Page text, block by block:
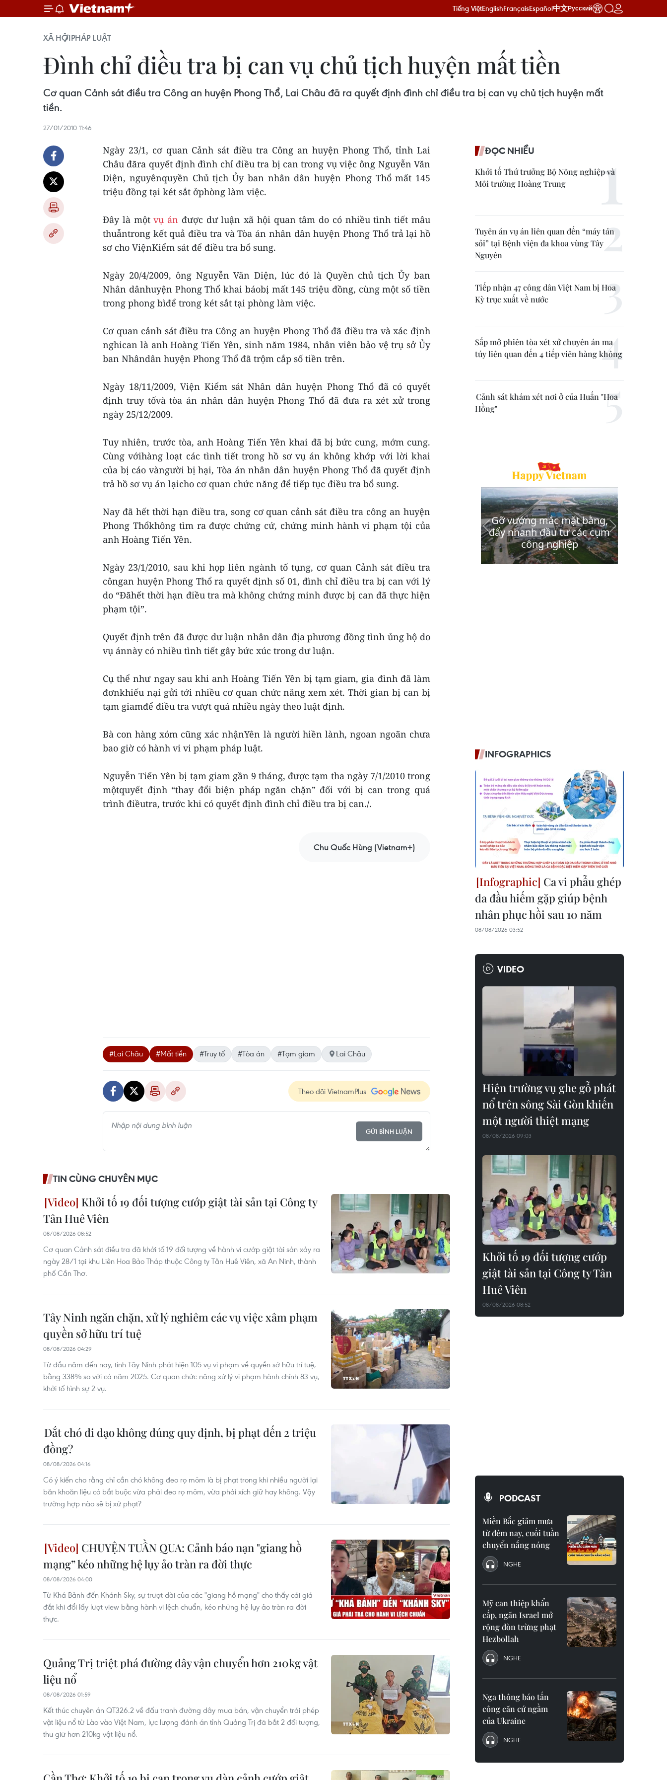
Tiếng ViệtEnglishFrançaisEspañol中文Русский
XÃ HỘIPHÁP LUẬT
Đình chỉ điều tra bị can vụ chủ tịch huyện mất tiền
Cơ quan Cảnh sát điều tra Công an huyện Phong Thổ, Lai Châu đã ra quyết định đình chỉ điều tra bị can vụ chủ tịch huyện mất
tiền.
27/01/2010 11:46
Ngày 23/1, cơ quan Cảnh sát điều tra Công an huyện Phong Thổ, tỉnh Lai
Châu đãra quyết định đình chỉ điều tra bị can trong vụ việc ông Nguyễn Văn
Diện, nguyênquyền Chủ tịch Ủy ban nhân dân huyện Phong Thổ mất 145
triệu đồng tại két sắt ởphòng làm việc.
Đây là mộtvụ án được dư luận xã hội quan tâm do có nhiều tình tiết mâu
thuẫntrong kết quả điều tra và Tòa án nhân dân huyện Phong Thổ trả lại hồ
sơ cho ViệnKiểm sát để điều tra bổ sung.
Ngày 20/4/2009, ông Nguyễn Văn Diện, lúc đó là Quyền chủ tịch Ủy ban
Nhân dânhuyện Phong Thổ khai báobị mất 145 triệu đồng, cùng một số tiền
trong phong bìđể trong két sắt tại phòng làm việc.
Cơ quan cảnh sát điều tra Công an huyện Phong Thổ đã điều tra và xác định
nghican là anh Hoàng Tiến Yên, sinh năm 1984, nhân viên bảo vệ trụ sở Ủy
ban Nhândân huyện Phong Thổ đã trộm cắp số tiền trên.
Ngày 18/11/2009, Viện Kiểm sát Nhân dân huyện Phong Thổ đã có quyết
định truy tốvà tòa án nhân dân huyện Phong Thổ đã đưa ra xét xử trong
ngày 25/12/2009.
Tuy nhiên, trước tòa, anh Hoàng Tiến Yên khai đã bị bức cung, mớm cung.
Cùng vớihàng loạt các tình tiết trong hồ sơ vụ án không khớp với lời khai
của bị cáo vàngười bị hại, Tòa án nhân dân huyện Phong Thổ đã quyết định
trả hồ sơ vụ án lạicho cơ quan chức năng để tiếp tục điều tra bổ sung.
Nay đã hết thời hạn điều tra, song cơ quan cảnh sát điều tra công an huyện
Phong Thổkhông tìm ra được chứng cứ, chứng minh hành vi phạm tội của
anh Hoàng Tiến Yên.
Ngày 23/1/2010, sau khi họp liên ngành tố tụng, cơ quan Cảnh sát điều tra
côngan huyện Phong Thổ ra quyết định số 01, đình chỉ điều tra bị can với lý
do “Đãhết thời hạn điều tra mà không chứng minh được bị can đã thực hiện
phạm tội”.
Quyết định trên đã được dư luận nhân dân địa phương đồng tình ủng hộ do
vụ ánnày có nhiều tình tiết gây bức xúc trong dư luận.
Cụ thể như ngay sau khi anh Hoàng Tiến Yên bị tạm giam, gia đình đã làm
đơnkhiếu nại gửi tới nhiều cơ quan chức năng xem xét. Thời gian bị can bị
tạm giamđể điều tra vượt quá nhiều ngày theo luật định.
Bà con hàng xóm cũng xác nhậnYên là người hiền lành, ngoan ngoãn chưa
bao giờ có hành vi vi phạm pháp luật.
Nguyễn Tiến Yên bị tạm giam gần 9 tháng, được tạm tha ngày 7/1/2010 trong
mộtquyết định “thay đổi biện pháp ngăn chặn” đối với bị can trong quá
trình điềutra, trước khi có quyết định đình chỉ điều tra bị can./.
Chu Quốc Hùng (Vietnam+)
#Lai Châu #Mất tiền #Truy tố #Tòa án #Tạm giam Lai Châu
Theo dõi VietnamPlus
GỬI BÌNH LUẬN
TIN CÙNG CHUYÊN MỤC
Khởi tố 19 đối tượng cướp giật tài sản tại Công ty
Tân Huê Viên
08/08/2026 08:52
Cơ quan Cảnh sát điều tra đã khởi tố 19 đối tượng về hành vi cướp giật tài sản xảy ra
ngày 28/1 tại khu Liên Hoa Bảo Tháp thuộc Công ty Tân Huê Viên, xã An Ninh, thành
phố Cần Thơ.
Tây Ninh ngăn chặn, xử lý nghiêm các vụ việc xâm phạm
quyền sở hữu trí tuệ
08/08/2026 04:29
Từ đầu năm đến nay, tỉnh Tây Ninh phát hiện 105 vụ vi phạm về quyền sở hữu trí tuệ,
bằng 338% so với cả năm 2025. Cơ quan chức năng xử lý vi phạm hành chính 83 vụ,
khởi tố hình sự 2 vụ.
Dắt chó đi dạo không đúng quy định, bị phạt đến 2 triệu
đồng?
08/08/2026 04:16
Có ý kiến cho rằng chỉ cần chó không đeo rọ mõm là bị phạt trong khi nhiều người lại
băn khoăn liệu có bắt buộc vừa phải đeo rọ mõm, vừa phải xích giữ hay không. Vậy
trường hợp nào sẽ bị xử phạt?
CHUYỆN TUẦN QUA: Cảnh báo nạn "giang hồ
mạng” kéo những hệ lụy ảo tràn ra đời thực
08/08/2026 04:00
Từ Khá Bảnh đến Khánh Sky, sự trượt dài của các "giang hồ mạng" cho thấy cái giá
đắt khi đổi lấy lượt view bằng hành vi lệch chuẩn, kéo những hệ lụy ảo tràn ra đời
thực.
Quảng Trị triệt phá đường dây vận chuyển hơn 210kg vật
liệu nổ
08/08/2026 01:59
Kết thúc chuyên án QT326.2 về đấu tranh đường dây mua bán, vận chuyển trái phép
vật liệu nổ từ Lào vào Việt Nam, lực lượng đánh án tỉnh Quảng Trị đã bắt 2 đối tượng,
thu giữ hơn 210kg vật liệu nổ.
ĐỌC NHIỀU
Khởi tố Thứ trưởng Bộ Nông nghiệp và
Môi trường Hoàng Trung
Tuyên án vụ án liên quan đến “máy tán
sỏi” tại Bệnh viện đa khoa vùng Tây
Nguyên
Tiếp nhận 47 công dân Việt Nam bị Hoa
Kỳ trục xuất về nước
Sắp mở phiên tòa xét xử chuyên án ma
túy liên quan đến 4 tiếp viên hàng không
Cảnh sát khám xét nơi ở của Huấn "Hoa
Hồng"
INFOGRAPHICS
Ca vi phẫu ghép
da đầu hiếm gặp giúp bệnh
nhân phục hồi sau 10 năm
08/08/2026 03:52
VIDEO
Hiện trường vụ ghe gỗ phát
nổ trên sông Sài Gòn khiến
một người thiệt mạng
08/08/2026 09:03
Khởi tố 19 đối tượng cướp
giật tài sản tại Công ty Tân
Huê Viên
08/08/2026 08:52
PODCAST
Miền Bắc giảm mưa
từ đêm nay, cuối tuần
chuyển nắng nóng
NGHE
Mỹ can thiệp khẩn
cấp, ngăn Israel mở
rộng đòn trừng phạt
Hezbollah
NGHE
Nga thông báo tấn
công căn cứ ngầm
của Ukraine
NGHE